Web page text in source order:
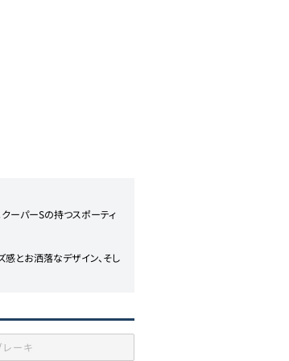
クーパーSの持つスポーティ
とお洒落なデザイン、そし
ーキ